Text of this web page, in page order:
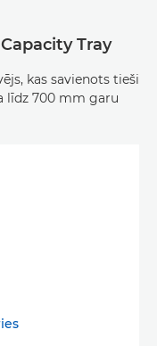
Tray
kas savienots tieši
līdz 700 mm garu